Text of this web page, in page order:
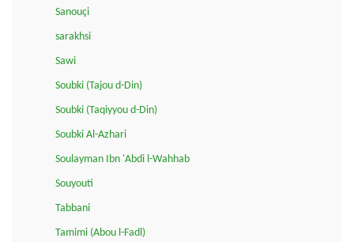
Sanouçi
sarakhsi
Sawi
Soubki (Tajou d-Din)
Soubki (Taqiyyou d-Din)
Soubki Al-Azhari
Soulayman Ibn 'Abdi l-Wahhab
Souyouti
Tabbani
Tamimi (Abou l-Fadl)